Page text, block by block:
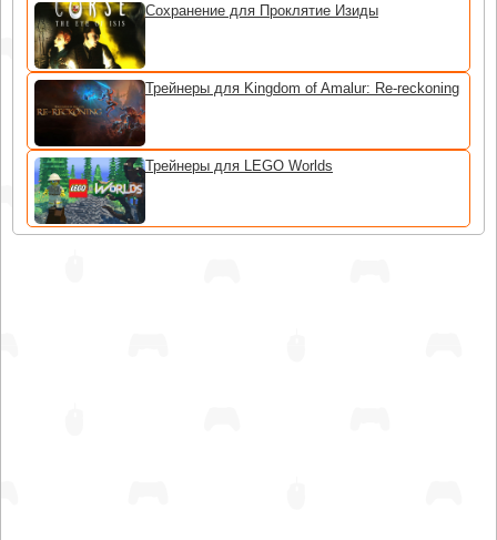
Сохранение для Проклятие Изиды
Трейнеры для Kingdom of Amalur: Re-reckoning
Трейнеры для LEGO Worlds